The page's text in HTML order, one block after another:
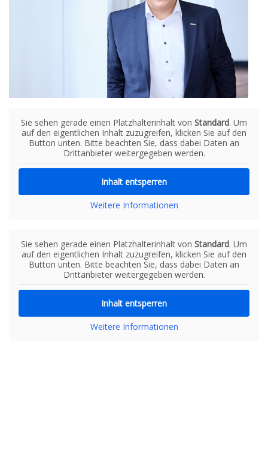
Sie sehen gerade einen Platzhalterinhalt von Standard. Um
auf den eigentlichen Inhalt zuzugreifen, klicken Sie auf den
Button unten. Bitte beachten Sie, dass dabei Daten an
Drittanbieter weitergegeben werden.
Inhalt entsperren
Weitere Informationen
Sie sehen gerade einen Platzhalterinhalt von Standard. Um
auf den eigentlichen Inhalt zuzugreifen, klicken Sie auf den
Button unten. Bitte beachten Sie, dass dabei Daten an
Drittanbieter weitergegeben werden.
Inhalt entsperren
Weitere Informationen